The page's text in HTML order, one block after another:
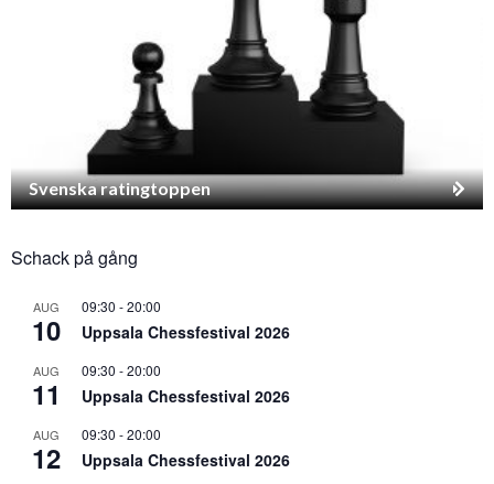
Svenska ratingtoppen
Schack på gång
AUG
10
09:30 -20:00
Uppsala Chessfestival 2026
AUG
11
09:30 -20:00
Uppsala Chessfestival 2026
AUG
12
09:30 -20:00
Uppsala Chessfestival 2026